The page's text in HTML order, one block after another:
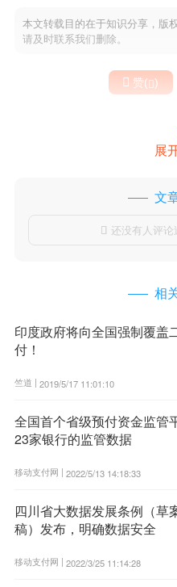
本文转载目的在于知识分享，版
请及时联系我们删除。
 赞()
展
文
 还没有人评论
相
印度政府将向全国强制覆盖
付！
竺道 | 2019/5/17 11:01:10
全国首个省级预付资金监管
23家银行的监管数据
移动支付网 | 2022/5/13 14:18:33
四川省大数据发展条例（草
稿）发布，明确数据安全
移动支付网 | 2022/3/25 11:14:28